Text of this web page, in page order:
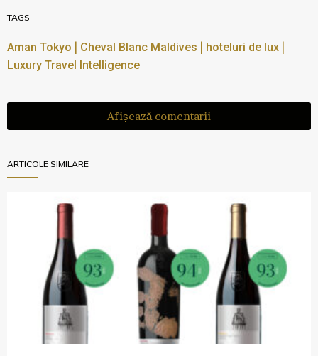
TAGS
Aman Tokyo | Cheval Blanc Maldives | hoteluri de lux |
Luxury Travel Intelligence
Afișează comentarii
ARTICOLE SIMILARE